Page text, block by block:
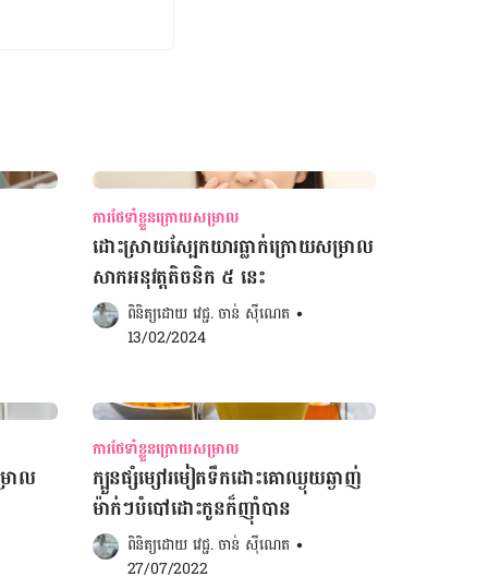
ការថែទាំខ្លួនក្រោយសម្រាល
ដោះស្រាយស្បែកយារធ្លាក់ក្រោយសម្រាល
សាកអនុវត្តតិចនិក ៥ នេះ
ពិនិត្យដោយ វេជ្ជ. ចាន់ ស៊ីណេត •
13/02/2024
ាល
ការថែទាំខ្លួនក្រោយសម្រាល
ក្បួនផ្សំម្សៅរមៀតទឹកដោះគោឈ្ងុយឆ្ងាញ់
ម៉ាក់ៗបំបៅដោះកូនក៏ញ៉ាំបាន
ពិនិត្យដោយ វេជ្ជ. ចាន់ ស៊ីណេត •
27/07/2022